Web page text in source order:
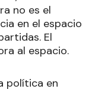
no es el
en el espacio
El
al espacio.
política en